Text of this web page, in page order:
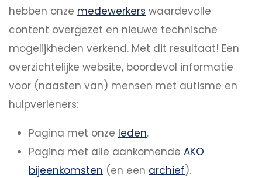
hebben onze medewerkers waardevolle
content overgezet en nieuwe technische
mogelijkheden verkend. Met dit resultaat! Een
overzichtelijke website, boordevol informatie
voor (naasten van) mensen met autisme en
hulpverleners:
Pagina met onze leden.
Pagina met alle aankomende AKO
bijeenkomsten (en een archief).